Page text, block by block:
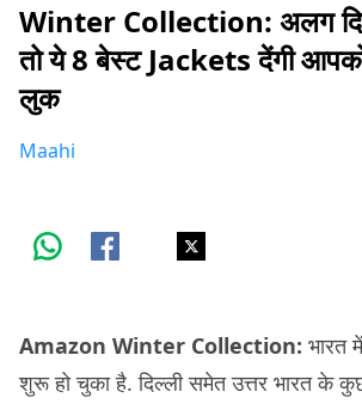
Winter Collection: अलग
तो ये 8 बेस्ट Jackets देंगी
लुक
Maahi
Amazon Winter Collection: भारत
शुरू हो चुका है. दिल्ली समेत उत्तर भारत के